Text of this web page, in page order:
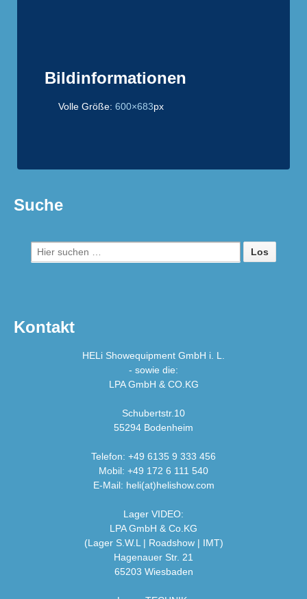
Bildinformationen
Volle Größe: 600×683px
Suche
Suche
nach:
Kontakt
HELi Showequipment GmbH i. L.
- sowie die:
LPA GmbH & CO.KG
Schubertstr.10
55294 Bodenheim
Telefon: +49 6135 9 333 456
Mobil: +49 172 6 111 540
E-Mail: heli(at)helishow.com
Lager VIDEO:
LPA GmbH & Co.KG
(Lager S.W.L | Roadshow | IMT)
Hagenauer Str. 21
65203 Wiesbaden